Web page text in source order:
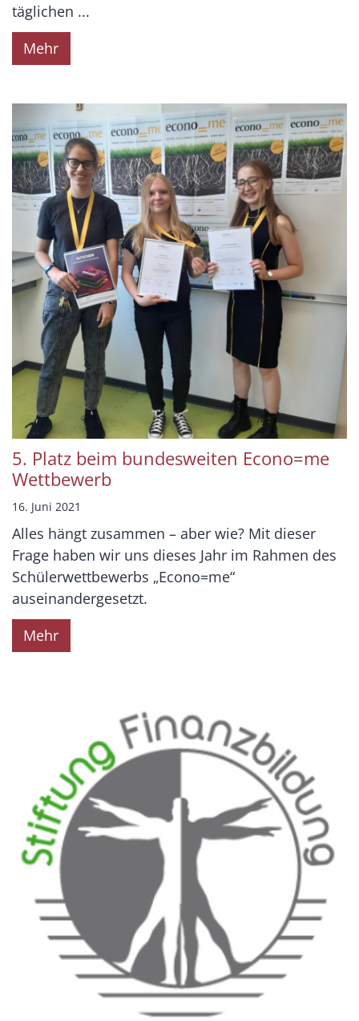
täglichen ...
Mehr
5. Platz beim bundesweiten Econo=me
Wettbewerb
16. Juni 2021
Alles hängt zusammen – aber wie? Mit dieser
Frage haben wir uns dieses Jahr im Rahmen des
Schülerwettbewerbs „Econo=me“
auseinandergesetzt.
Mehr